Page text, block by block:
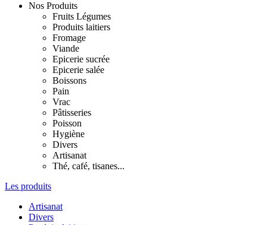
Nos Produits
Fruits Légumes
Produits laitiers
Fromage
Viande
Epicerie sucrée
Epicerie salée
Boissons
Pain
Vrac
Pâtisseries
Poisson
Hygiène
Divers
Artisanat
Thé, café, tisanes...
Les produits
Artisanat
Divers